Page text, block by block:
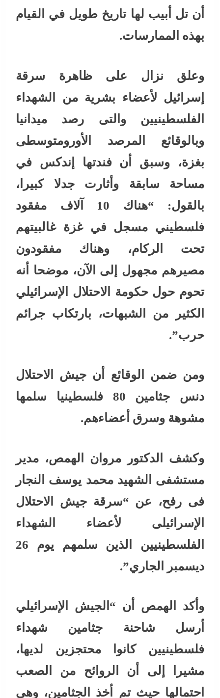
أن تل أبيب لها تاريخ طويل في القيام
بهذه الممارسات.
وعلق نزال على ظاهرة سرقة
إسرائيل لأعضاء بشرية من الشهداء
الفلسطينيين والتى رصد ميدانيا
وبالوقائع المرصد الأورومتوسطى
بغزة، وسبق أن فندتها إندكس في
مساحة سابقة وأثارت جدلا كبيرا،
بالقول: “هناك 10 آلاف مفقود
فلسطيني مسجل في غزة غالبيتهم
تحت الركام، وهناك مفقودون
مصيرهم مجهول إلى الآن، موضحا أنه
تحوم حول حكومة الاحتلال الإسرائيلي
الكثير من الشبهات، بارتكاب جرائم
حرب”.
ومن ضمن الوقائع أن جيش الاحتلال
دنس جثامين 80 فلسطينيا سلمها
مشوهة وسرق أعضاءهم.
وكشف الدكتور مروان الهمص، مدير
مستشفى الشهيد محمد يوسف النجار
فى رفح، عن “سرقة جيش الاحتلال
الإسرائيلى لأعضاء الشهداء
الفلسطينيين الذين سلمهم يوم 26
ديسمبر الجاري”.
وأكد الهمص أن “الجيش الإسرائيلي
أرسل شاحنة جثامين شهداء
فلسطينيين كانوا محتجزين لديها،
مشيرا إلى أن الروائح من الصعب
احتمالها حيث تم أخذ الجثامين، وهي